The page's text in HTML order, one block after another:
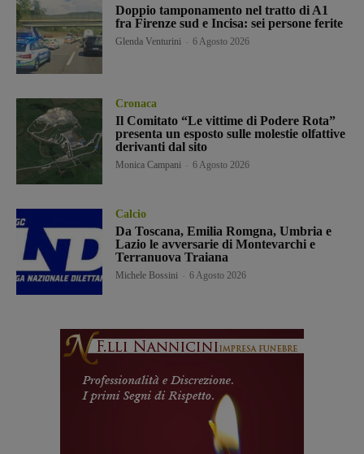
Doppio tamponamento nel tratto di A1
fra Firenze sud e Incisa: sei persone ferite
Glenda Venturini 6 Agosto 2026
Cronaca
Il Comitato “Le vittime di Podere Rota”
presenta un esposto sulle molestie olfattive
derivanti dal sito
Monica Campani 6 Agosto 2026
Calcio
Da Toscana, Emilia Romgna, Umbria e
Lazio le avversarie di Montevarchi e
Terranuova Traiana
Michele Bossini 6 Agosto 2026